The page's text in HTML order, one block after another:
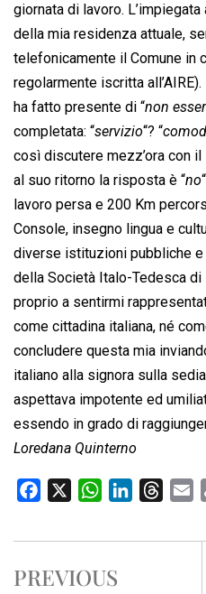
giornata di lavoro.
della mia residenza attuale,
telefonicamente il Comune in
regolarmente iscritta
ha fatto presente di “non
completata: “servizio“? “
così discutere mezz’ora con
al suo ritorno la risposta è “no
lavoro persa e 200 Km
Console, insegno lingua e
diverse istituzioni pubbliche
della Società Italo-Tedesca di
proprio a sentirmi
come cittadina italiana, né
concludere questa mia
italiano alla signora sulla
aspettava impotente ed
essendo in grado di
Loredana Quinterno
c
b
W
a
s
n
r
a
PREVIOUS